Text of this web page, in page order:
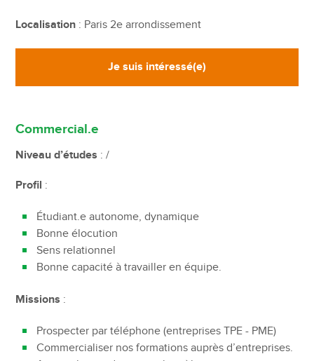
Localisation : Paris 2e arrondissement
Je suis intéressé(e)
Commercial.e
Niveau d’études : /
Profil :
Étudiant.e autonome, dynamique
Bonne élocution
Sens relationnel
Bonne capacité à travailler en équipe.
Missions :
Prospecter par téléphone (entreprises TPE - PME)
Commercialiser nos formations auprès d’entreprises.